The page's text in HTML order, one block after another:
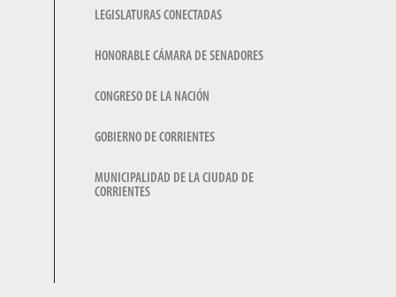
LEGISLATURAS CONECTADAS
HONORABLE CÁMARA DE SENADORES
CONGRESO DE LA NACIÓN
GOBIERNO DE CORRIENTES
MUNICIPALIDAD DE LA CIUDAD DE
CORRIENTES